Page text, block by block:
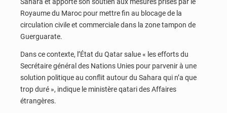
Royaume du Maroc pour mettre fin au blocage de la
circulation civile et commerciale dans la zone tampon de
Guerguarate.
Dans ce contexte, l’État du Qatar salue « les efforts du
Secrétaire général des Nations Unies pour parvenir à une
solution politique au conflit autour du Sahara qui n’a que
trop duré », indique le ministère qatari des Affaires
étrangères.